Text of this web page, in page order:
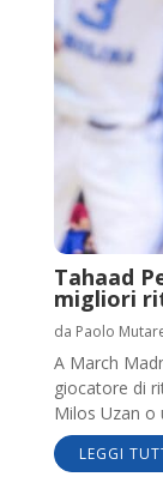
Tahaad
migliori
da Paolo
A March
giocatore di
Milos Uzan o
LEGGI